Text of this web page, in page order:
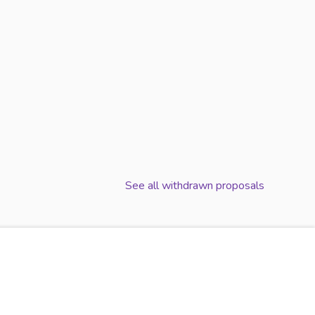
AU NIVEAU DE L'UNIVERSITÉ
See all withdrawn proposals